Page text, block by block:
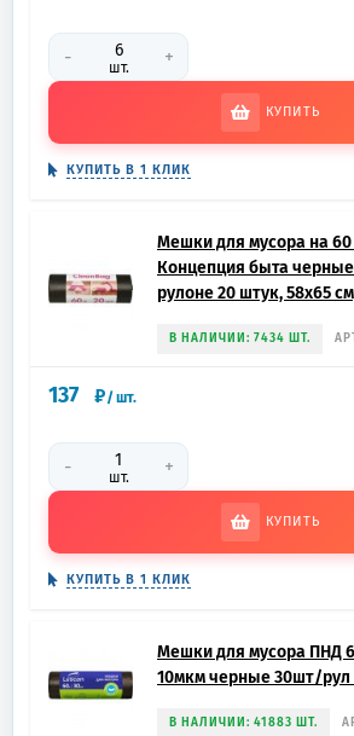
- шт. +
КУПИТЬ
КУПИТЬ В 1 КЛИК
Мешки для мусора на 60
Концепция быта
рулоне 20 штук, 58x65
В НАЛИЧИИ: 7434 ШТ.
137 ₽/шт.
- шт. +
КУПИТЬ
КУПИТЬ В 1 КЛИК
Мешки для мусора ПНД
10мкм черные 30шт/рул
В НАЛИЧИИ: 41883 ШТ.